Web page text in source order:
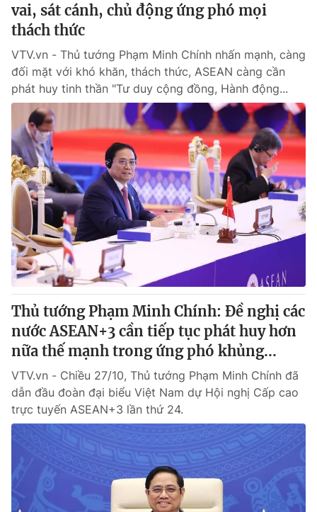
vai, sát cánh, chủ động ứng phó mọi
thách thức
VTV.vn - Thủ tướng Phạm Minh Chính nhấn mạnh, càng
đối mặt với khó khăn, thách thức, ASEAN càng cần
phát huy tinh thần "Tư duy cộng đồng, Hành động...
Thủ tướng Phạm Minh Chính: Đề nghị các
nước ASEAN+3 cần tiếp tục phát huy hơn
nữa thế mạnh trong ứng phó khủng...
VTV.vn - Chiều 27/10, Thủ tướng Phạm Minh Chính đã
dẫn đầu đoàn đại biểu Việt Nam dự Hội nghị Cấp cao
trực tuyến ASEAN+3 lần thứ 24.